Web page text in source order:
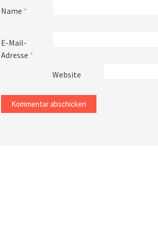
Name *
E-Mail-
Adresse *
Website